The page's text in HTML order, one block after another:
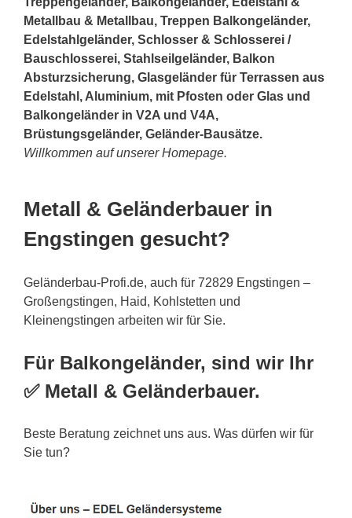
Metallbau & Metallbau, Treppen Balkongeländer,
Edelstahlgeländer, Schlosser & Schlosserei /
Bauschlosserei, Stahlseilgeländer, Balkon
Absturzsicherung, Glasgeländer für Terrassen aus
Edelstahl, Aluminium, mit Pfosten oder Glas und
Balkongeländer in V2A und V4A,
Brüstungsgeländer, Geländer-Bausätze.
Willkommen auf unserer Homepage.
Metall & Geländerbauer in
Engstingen gesucht?
Geländerbau-Profi.de, auch für 72829 Engstingen –
Großengstingen, Haid, Kohlstetten und
Kleinengstingen arbeiten wir für Sie.
Für Balkongeländer, sind wir Ihr
✅ Metall & Geländerbauer.
Beste Beratung zeichnet uns aus. Was dürfen wir für
Sie tun?